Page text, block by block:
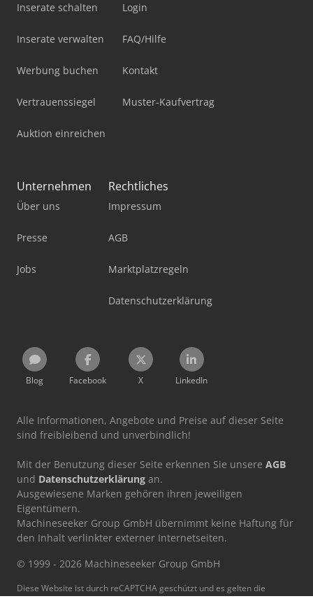
Inserate schalten
Inserate verwalten
Werbung buchen
Vertrauenssiegel
Auktion einreichen
Login
FAQ/Hilfe
Kontakt
Muster-Kaufvertrag
Unternehmen
Über uns
Presse
Jobs
Rechtliches
Impressum
AGB
Marktplatzregeln
Datenschutzerklärung
Blog Facebook X LinkedIn
Alle Informationen, Angebote und Preise auf dieser Seite
sind freibleibend und unverbindlich!
Mit der Benutzung dieser Seite erkennen Sie unsere AGB
und Datenschutzerklärung an.
Ausgewiesene Marken gehören ihren jeweiligen
Eigentümern.
Machineseeker Group GmbH übernimmt keine Haftung für
den Inhalt verlinkter externer Internetseiten.
© 1999 - 2026 Machineseeker Group GmbH
Diese Website ist durch reCAPTCHA geschützt und es gelten die